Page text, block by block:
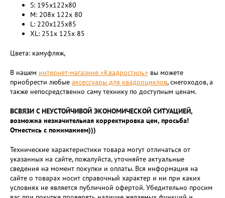
S: 195x122x80
M: 208x 122x 80
L: 220x125x85
XL: 251x 125x 85
Цвета: камуфляж,
В нашем интернет-магазине «Квадростиль» вы можете
приобрести любые аксессуары для квадроциклов, снегоходов, а
также непосредственно саму технику по доступным ценам.
ВСВЯЗИ С НЕУСТОЙЧИВОЙ ЭКОНОМИЧЕСКОЙ СИТУАЦИЕЙ,
возможна незначительная корректировка цен, просьба!
Отнестись с пониманием)))
Технические характеристики товара могут отличаться от
указанных на сайте, пожалуйста, уточняйте актуальные
сведения на момент покупки и оплаты. Вся информация на
сайте о товарах носит справочный характер и ни при каких
условиях не является публичной офертой. Убедительно просим